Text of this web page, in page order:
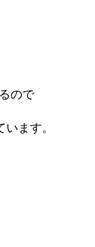
ので
ます。